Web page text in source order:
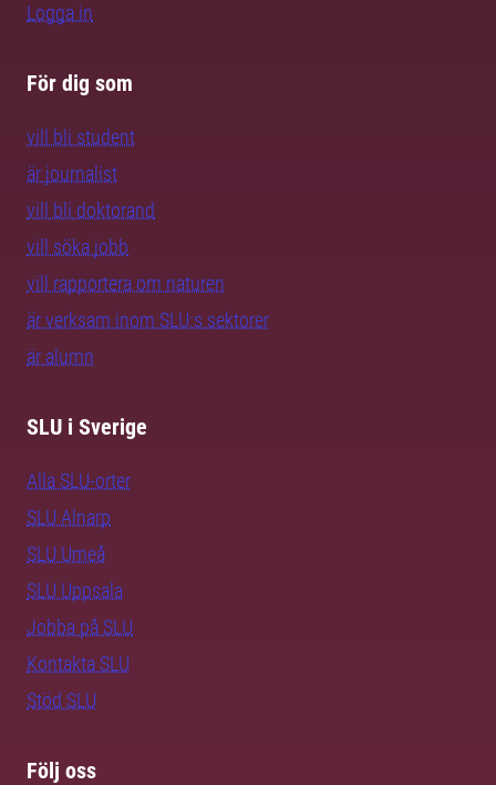
Logga in
För dig som
vill bli student
är journalist
vill bli doktorand
vill söka jobb
vill rapportera om naturen
är verksam inom SLU:s sektorer
är alumn
SLU i Sverige
Alla SLU-orter
SLU Alnarp
SLU Umeå
SLU Uppsala
Jobba på SLU
Kontakta SLU
Stöd SLU
Följ oss